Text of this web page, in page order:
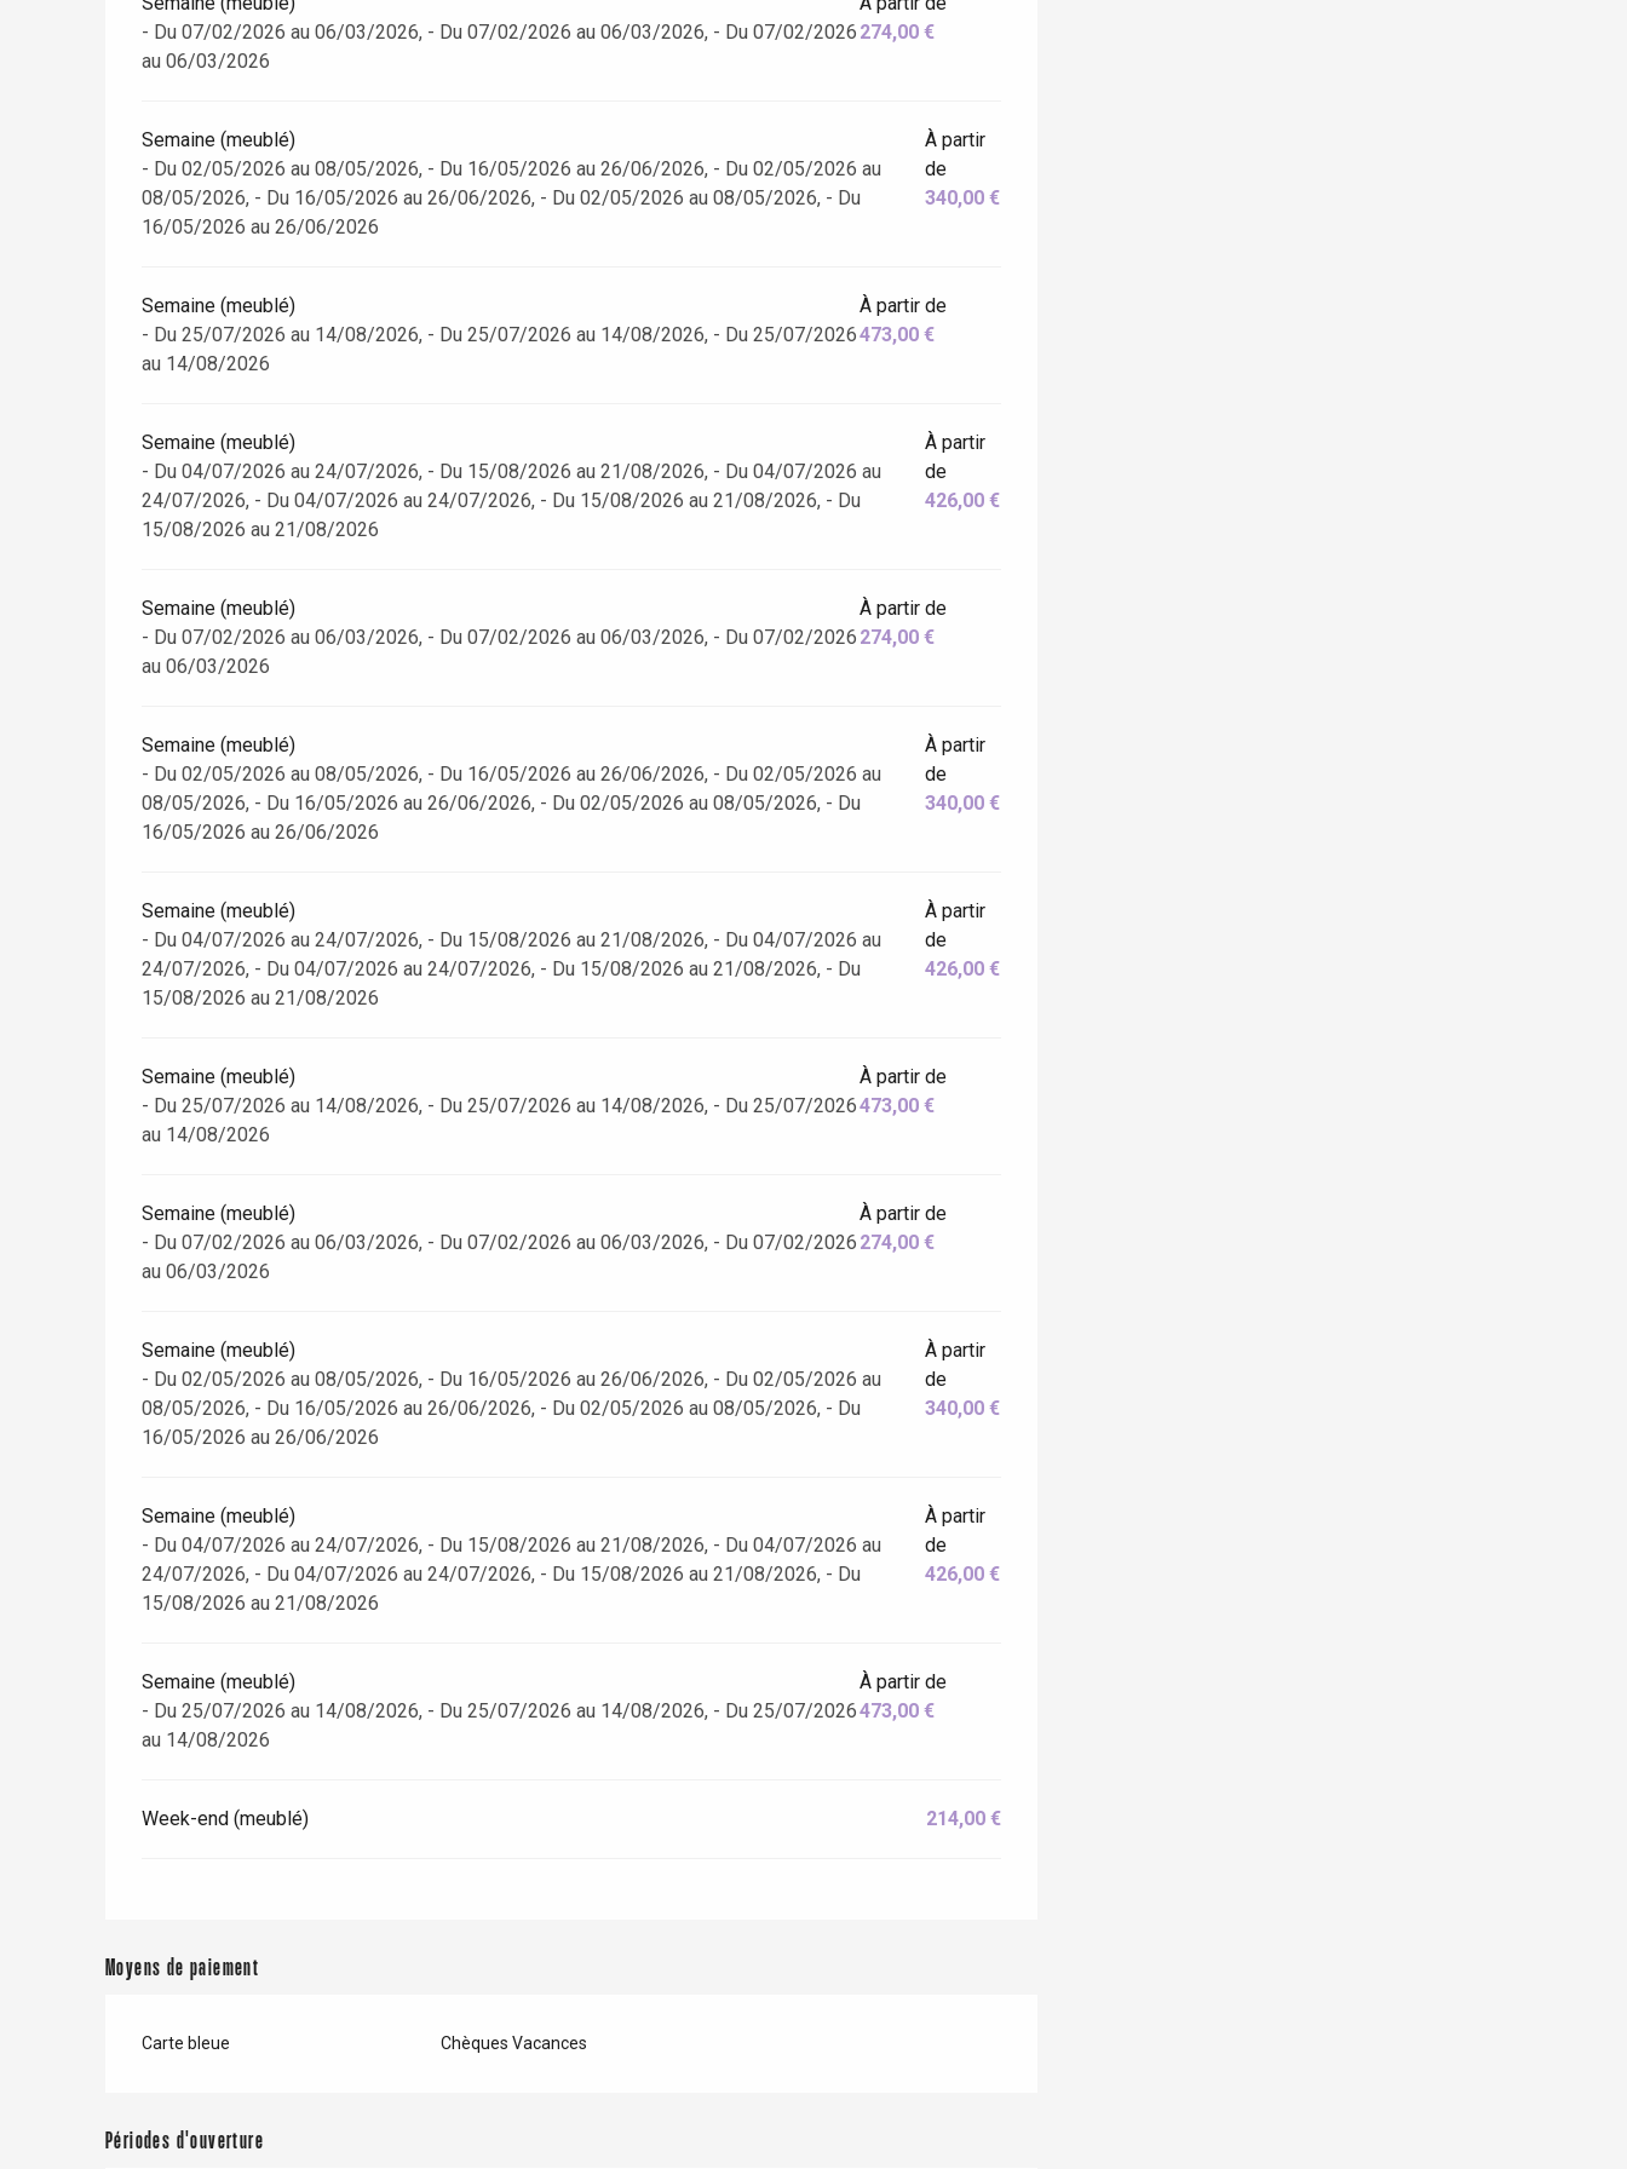
- Du 07/02/2026 au 06/03/2026, - Du 07/02/2026 au 06/03/2026, - Du 07/02/2026
au 06/03/2026
274,00 €
Semaine (meublé)
- Du 02/05/2026 au 08/05/2026, - Du 16/05/2026 au 26/06/2026, - Du 02/05/2026 au
08/05/2026, - Du 16/05/2026 au 26/06/2026, - Du 02/05/2026 au 08/05/2026, - Du
16/05/2026 au 26/06/2026
À partir
de
340,00 €
Semaine (meublé)
- Du 25/07/2026 au 14/08/2026, - Du 25/07/2026 au 14/08/2026, - Du 25/07/2026
au 14/08/2026
À partir de
473,00 €
Semaine (meublé)
- Du 04/07/2026 au 24/07/2026, - Du 15/08/2026 au 21/08/2026, - Du 04/07/2026 au
24/07/2026, - Du 04/07/2026 au 24/07/2026, - Du 15/08/2026 au 21/08/2026, - Du
15/08/2026 au 21/08/2026
À partir
de
426,00 €
Semaine (meublé)
- Du 07/02/2026 au 06/03/2026, - Du 07/02/2026 au 06/03/2026, - Du 07/02/2026
au 06/03/2026
À partir de
274,00 €
Semaine (meublé)
- Du 02/05/2026 au 08/05/2026, - Du 16/05/2026 au 26/06/2026, - Du 02/05/2026 au
08/05/2026, - Du 16/05/2026 au 26/06/2026, - Du 02/05/2026 au 08/05/2026, - Du
16/05/2026 au 26/06/2026
À partir
de
340,00 €
Semaine (meublé)
- Du 04/07/2026 au 24/07/2026, - Du 15/08/2026 au 21/08/2026, - Du 04/07/2026 au
24/07/2026, - Du 04/07/2026 au 24/07/2026, - Du 15/08/2026 au 21/08/2026, - Du
15/08/2026 au 21/08/2026
À partir
de
426,00 €
Semaine (meublé)
- Du 25/07/2026 au 14/08/2026, - Du 25/07/2026 au 14/08/2026, - Du 25/07/2026
au 14/08/2026
À partir de
473,00 €
Semaine (meublé)
- Du 07/02/2026 au 06/03/2026, - Du 07/02/2026 au 06/03/2026, - Du 07/02/2026
au 06/03/2026
À partir de
274,00 €
Semaine (meublé)
- Du 02/05/2026 au 08/05/2026, - Du 16/05/2026 au 26/06/2026, - Du 02/05/2026 au
08/05/2026, - Du 16/05/2026 au 26/06/2026, - Du 02/05/2026 au 08/05/2026, - Du
16/05/2026 au 26/06/2026
À partir
de
340,00 €
Semaine (meublé)
- Du 04/07/2026 au 24/07/2026, - Du 15/08/2026 au 21/08/2026, - Du 04/07/2026 au
24/07/2026, - Du 04/07/2026 au 24/07/2026, - Du 15/08/2026 au 21/08/2026, - Du
15/08/2026 au 21/08/2026
À partir
de
426,00 €
Semaine (meublé)
- Du 25/07/2026 au 14/08/2026, - Du 25/07/2026 au 14/08/2026, - Du 25/07/2026
au 14/08/2026
À partir de
473,00 €
Week-end (meublé) 214,00 €
Moyens de paiement
Carte bleue Chèques Vacances
Périodes d'ouverture